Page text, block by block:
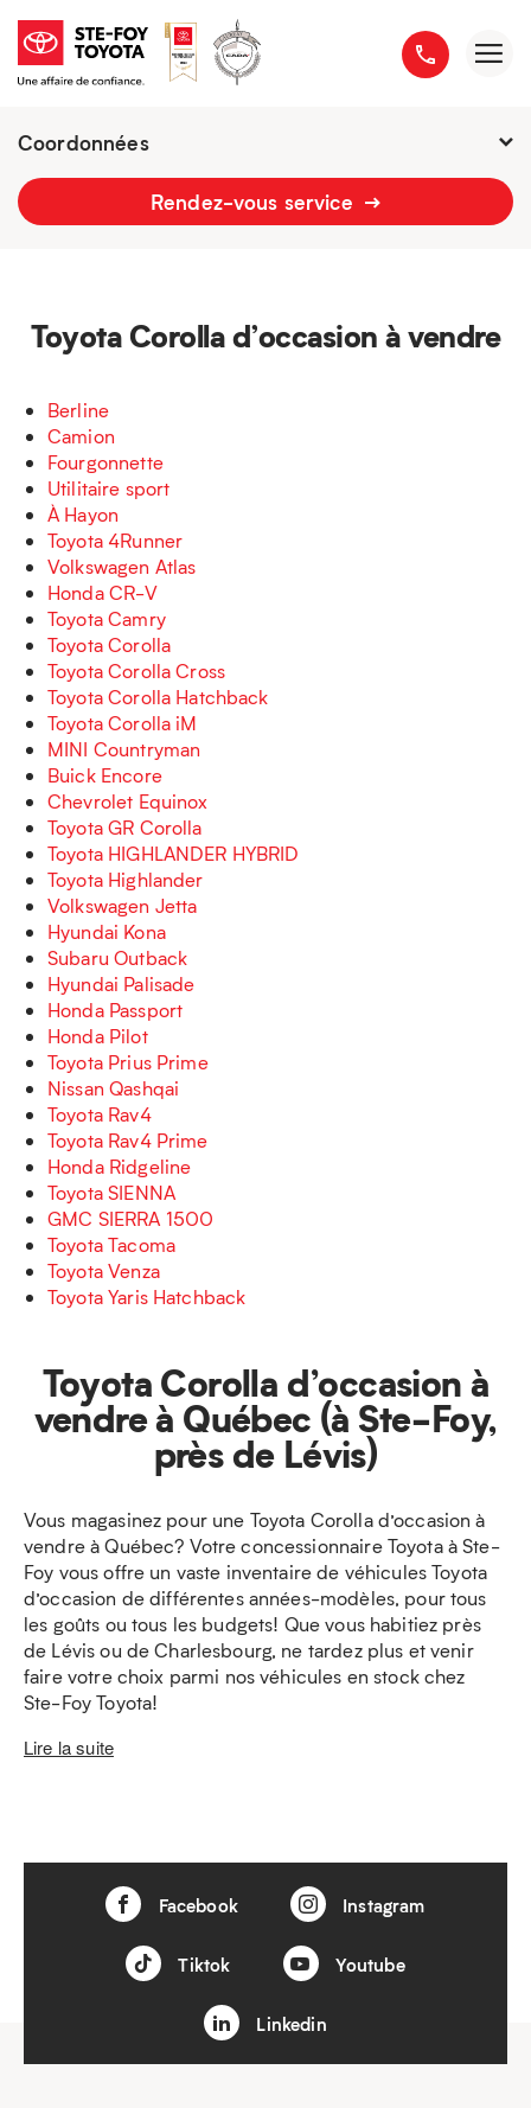
Coordonnées
Fermé : Ouverture-
Rendez-vous service
Toyota Corolla d’occasion à vendre
Berline
Camion
Fourgonnette
Utilitaire sport
À Hayon
Toyota 4Runner
Volkswagen Atlas
Honda CR-V
Toyota Camry
Toyota Corolla
Toyota Corolla Cross
Toyota Corolla Hatchback
Toyota Corolla iM
MINI Countryman
Buick Encore
Chevrolet Equinox
Toyota GR Corolla
Toyota HIGHLANDER HYBRID
Toyota Highlander
Volkswagen Jetta
Hyundai Kona
Subaru Outback
Hyundai Palisade
Honda Passport
Honda Pilot
Toyota Prius Prime
Nissan Qashqai
Toyota Rav4
Toyota Rav4 Prime
Honda Ridgeline
Toyota SIENNA
GMC SIERRA 1500
Toyota Tacoma
Toyota Venza
Toyota Yaris Hatchback
Toyota Corolla d’occasion à
vendre à Québec (à Ste-Foy,
près de Lévis)
Vous magasinez pour une Toyota Corolla d’occasion à
vendre à Québec? Votre concessionnaire Toyota à Ste-
Foy vous offre un vaste inventaire de véhicules Toyota
d’occasion de différentes années-modèles, pour tous
les goûts ou tous les budgets! Que vous habitiez près
de Lévis ou de Charlesbourg, ne tardez plus et venir
faire votre choix parmi nos véhicules en stock chez
Ste-Foy Toyota!
Lire la suite
Facebook Instagram
Tiktok Youtube
Linkedin